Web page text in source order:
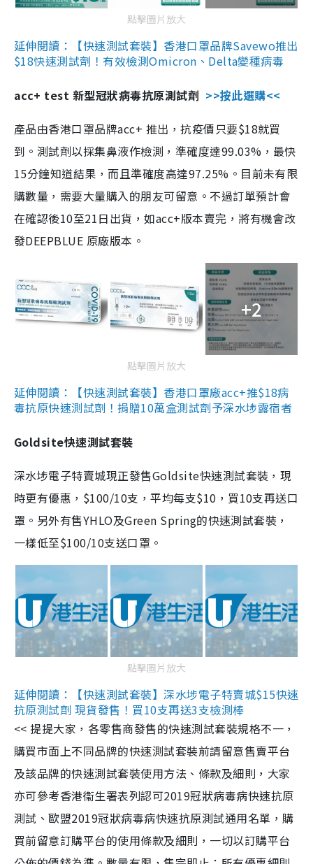
點擊圖片放大
延伸閱讀：【快速測試套裝】香港口罩品牌Savewo推出
$18快速測試劑！有效檢測Omicron、Delta變種病毒
acc+ test 新型冠狀病毒抗原測試劑 >>按此選購<<
產品由香港口罩品牌acc+ 推出，抗疫價只要$18就買
到。測試劑以採集鼻液作檢測，準確度達99.03%，最快
15分鐘知道結果，而且準確度高達97.25%。目前未有限
購數量，需要大量購入的朋友可留意。不過訂單預計會
在確認後10至21日出貨，如acc+版本賣完，將有機會改
發DEEPBLUE 原廠版本。
+2
點擊圖片放大
延伸閱讀：【快速測試套裝】香港口罩廠acc+推$18病
毒抗原快速測試劑！捐贈10萬盒測試劑予深水埗露宿者
Goldsite快速測試套裝
深水埗電子特賣城現正發售Goldsite快速測試套裝，現
時更有優惠，$100/10支，平均每支$10，買10支再送口
罩。另外有售YHLO及Green Spring的快速測試套裝，
一樣低至$100/10支送口罩。
點擊圖片放大
延伸閱讀：【快速測試套裝】深水埗電子特賣城$15快速
抗原測試劑 現貨發售！買10支再送3支檢測棒
<< 提提大家，各零售商發售的快速測試套裝規格不一，
購買市面上不同品牌的快速測試套裝前請留意售賣平台
及該品牌的快速測試套裝使用方法、條款及細則，大家
亦可參考香港衞生署表列認可2019冠狀病毒病快速抗原
測試、歐盟2019冠狀病毒病快速抗原測試通用名單，購
買前留意訂購平台的使用條款及細則，一切以訂購平台